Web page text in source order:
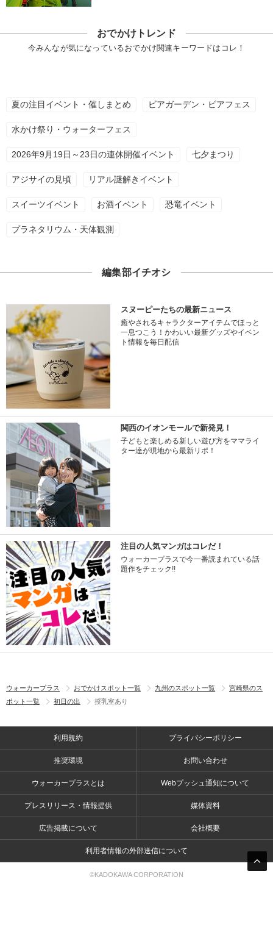
おでかけトレンド
今みんなが気になっているおでかけ関連キーワードはコレ！
夏の注目イベント・催しまとめ ビアガーデン・ビアフェス
水かけ祭り・ウォーターフェス
2026年9月19日～23日の連休開催イベント 七夕まつり
アジサイの見頃 リアル謎解きイベント
スイーツイベント お酒イベント 恐竜イベント
プラネタリウム・天体観測
編集部イチオシ
スヌーピーたちの最新ニュース
癒やされるキャラクターアイテムでほっと
一息つこう！かわいい最新グッズやイベン
ト情報を毎日配信
関西のイオンモールで新発見！
子どもと楽しめる新しい遊び方をママライ
ター達が現地から最新リポ！
注目の人気マンガはコレだ！
ウォーカープラスで今一番読まれている話
題作をチェック!!
ウォーカープラス おでかけスポット一覧 九州のスポット一覧
宮崎県のス
ポット一覧
初日の出 授乳室あり
利用規約 プライバシーポリシー
推奨環境 お問い合わせ
ウォーカープラスとは Webプッシュ通知について
プレスリリース・情報提供 媒体資料
広告掲載について 会社概要
利用者情報の外部送信について
©KADOKAWA CORPORATION